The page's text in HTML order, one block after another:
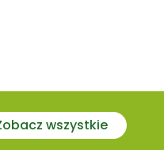
wszystkie